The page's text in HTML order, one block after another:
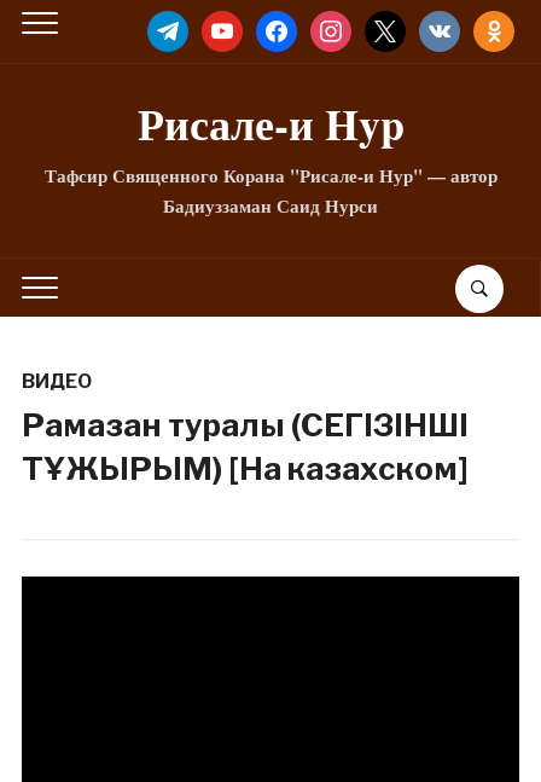
TELEGRAMYOUTUBEFACEBOOKINSTAGRAM
X VKONTAKTE
Рисале-и Hyp
Тафсир Священного Корана "Рисале-и Нур" — автор
Бадиуззаман Саид Нурси
ВИДЕО
Рамазан туралы (СЕГІЗІНШІ
ТҰЖЫРЫМ) [На казахском]